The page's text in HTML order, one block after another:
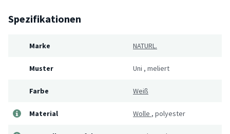
Spezifikationen
Marke NATURL.
Muster Uni , meliert
Farbe Weiß
Material Wolle , polyester